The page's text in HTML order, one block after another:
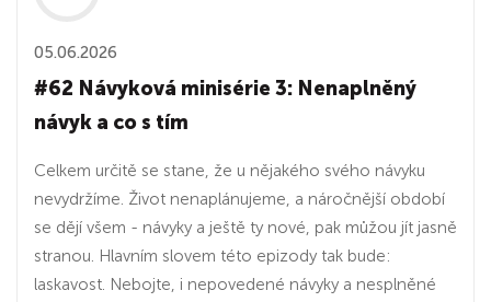
05.06.2026
#62 Návyková minisérie 3: Nenaplněný
návyk a co s tím
Celkem určitě se stane, že u nějakého svého návyku
nevydržíme. Život nenaplánujeme, a náročnější období
se dějí všem - návyky a ještě ty nové, pak můžou jít jasně
stranou. Hlavním slovem této epizody tak bude:
laskavost. Nebojte, i nepovedené návyky a nesplněné